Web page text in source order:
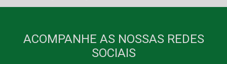
ACOMPANHE AS NOSSAS REDES
SOCIAIS